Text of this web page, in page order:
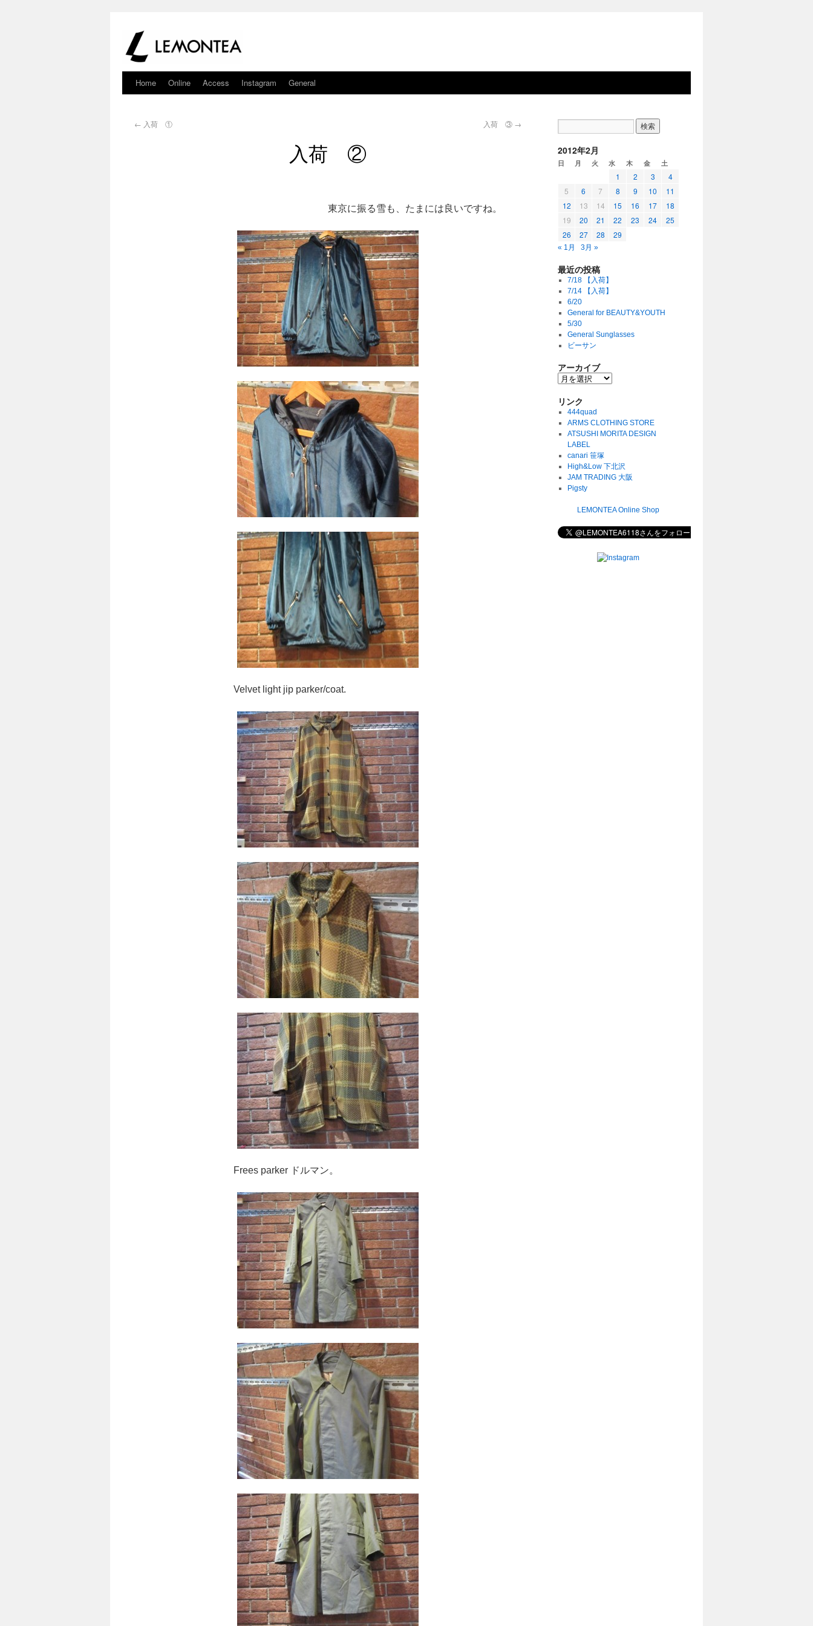
Home Online Access Instagram General
← 入荷 ① 入荷 ③ →
入荷 ②
東京に振る雪も、たまには良いですね。
Velvet light jip parker/coat.
Frees parker ドルマン。
2012年2月
日 月 火 水 木 金 土
1 2 3
4
5
6 7 8 9 10
11
12
13 14 15 16 17
18
19
20 21 22 23 24
25
26
27 28 29
« 1月 3月 »
最近の投稿
7/18 【入荷】
7/14 【入荷】
6/20
General for BEAUTY&YOUTH
5/30
General Sunglasses
ビーサン
アーカイブ
リンク
444quad
ARMS CLOTHING STORE
ATSUSHI MORITA DESIGN
LABEL
canari 笹塚
High&Low 下北沢
JAM TRADING 大阪
Pigsty
LEMONTEA Online Shop